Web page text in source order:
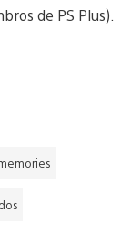
de PS Plus).